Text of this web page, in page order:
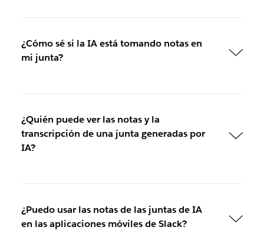
¿Cómo sé si la IA está tomando notas en
mi junta?
¿Quién puede ver las notas y la
transcripción de una junta generadas por
IA?
¿Puedo usar las notas de las juntas de IA
en las aplicaciones móviles de Slack?